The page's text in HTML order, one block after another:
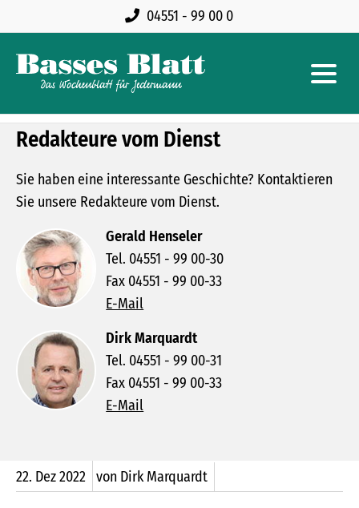
04551 - 99 00 0
Redakteure vom Dienst
Sie haben eine interessante Geschichte? Kontaktieren
Sie unsere Redakteure vom Dienst.
Gerald Henseler
Tel. 04551 - 99 00-30
Fax 04551 - 99 00-33
E-Mail
Dirk Marquardt
Tel. 04551 - 99 00-31
Fax 04551 - 99 00-33
E-Mail
22. Dez2022 von Dirk Marquardt